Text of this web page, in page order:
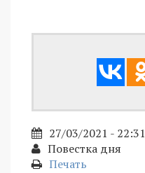
27/03/2021 - 22:31
Повестка дня
Печать